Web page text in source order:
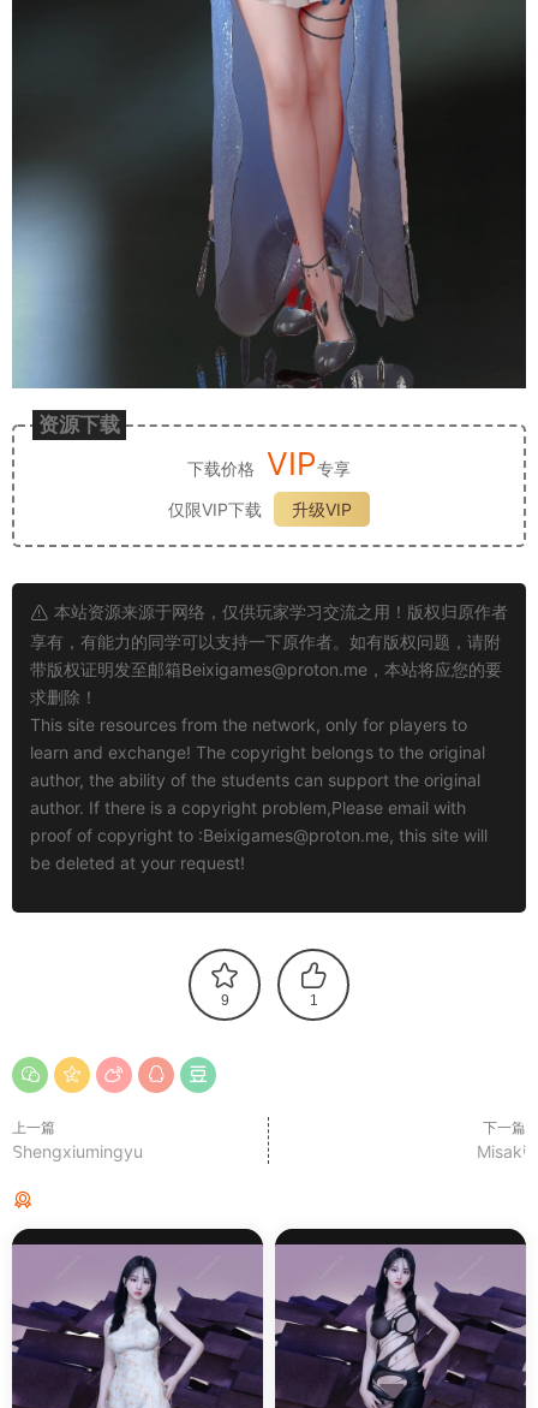
资源下载
下载价格 VIP专享
仅限VIP下载
升级VIP
本站资源来源于网络，仅供玩家学习交流之用！版权归原作者
享有，有能力的同学可以支持一下原作者。如有版权问题，请附
带版权证明发至邮箱Beixigames@proton.me ，本站将应您的要
求删除！
This site resources from the network, only for players to
learn and exchange! The copyright belongs to the original
author, the ability of the students can support the original
author. If there is a copyright problem,Please email with
proof of copyright to :Beixigames@proton.me, this site will
be deleted at your request!
9 1
上一篇
Shengxiumingyu
下一篇
Misaki